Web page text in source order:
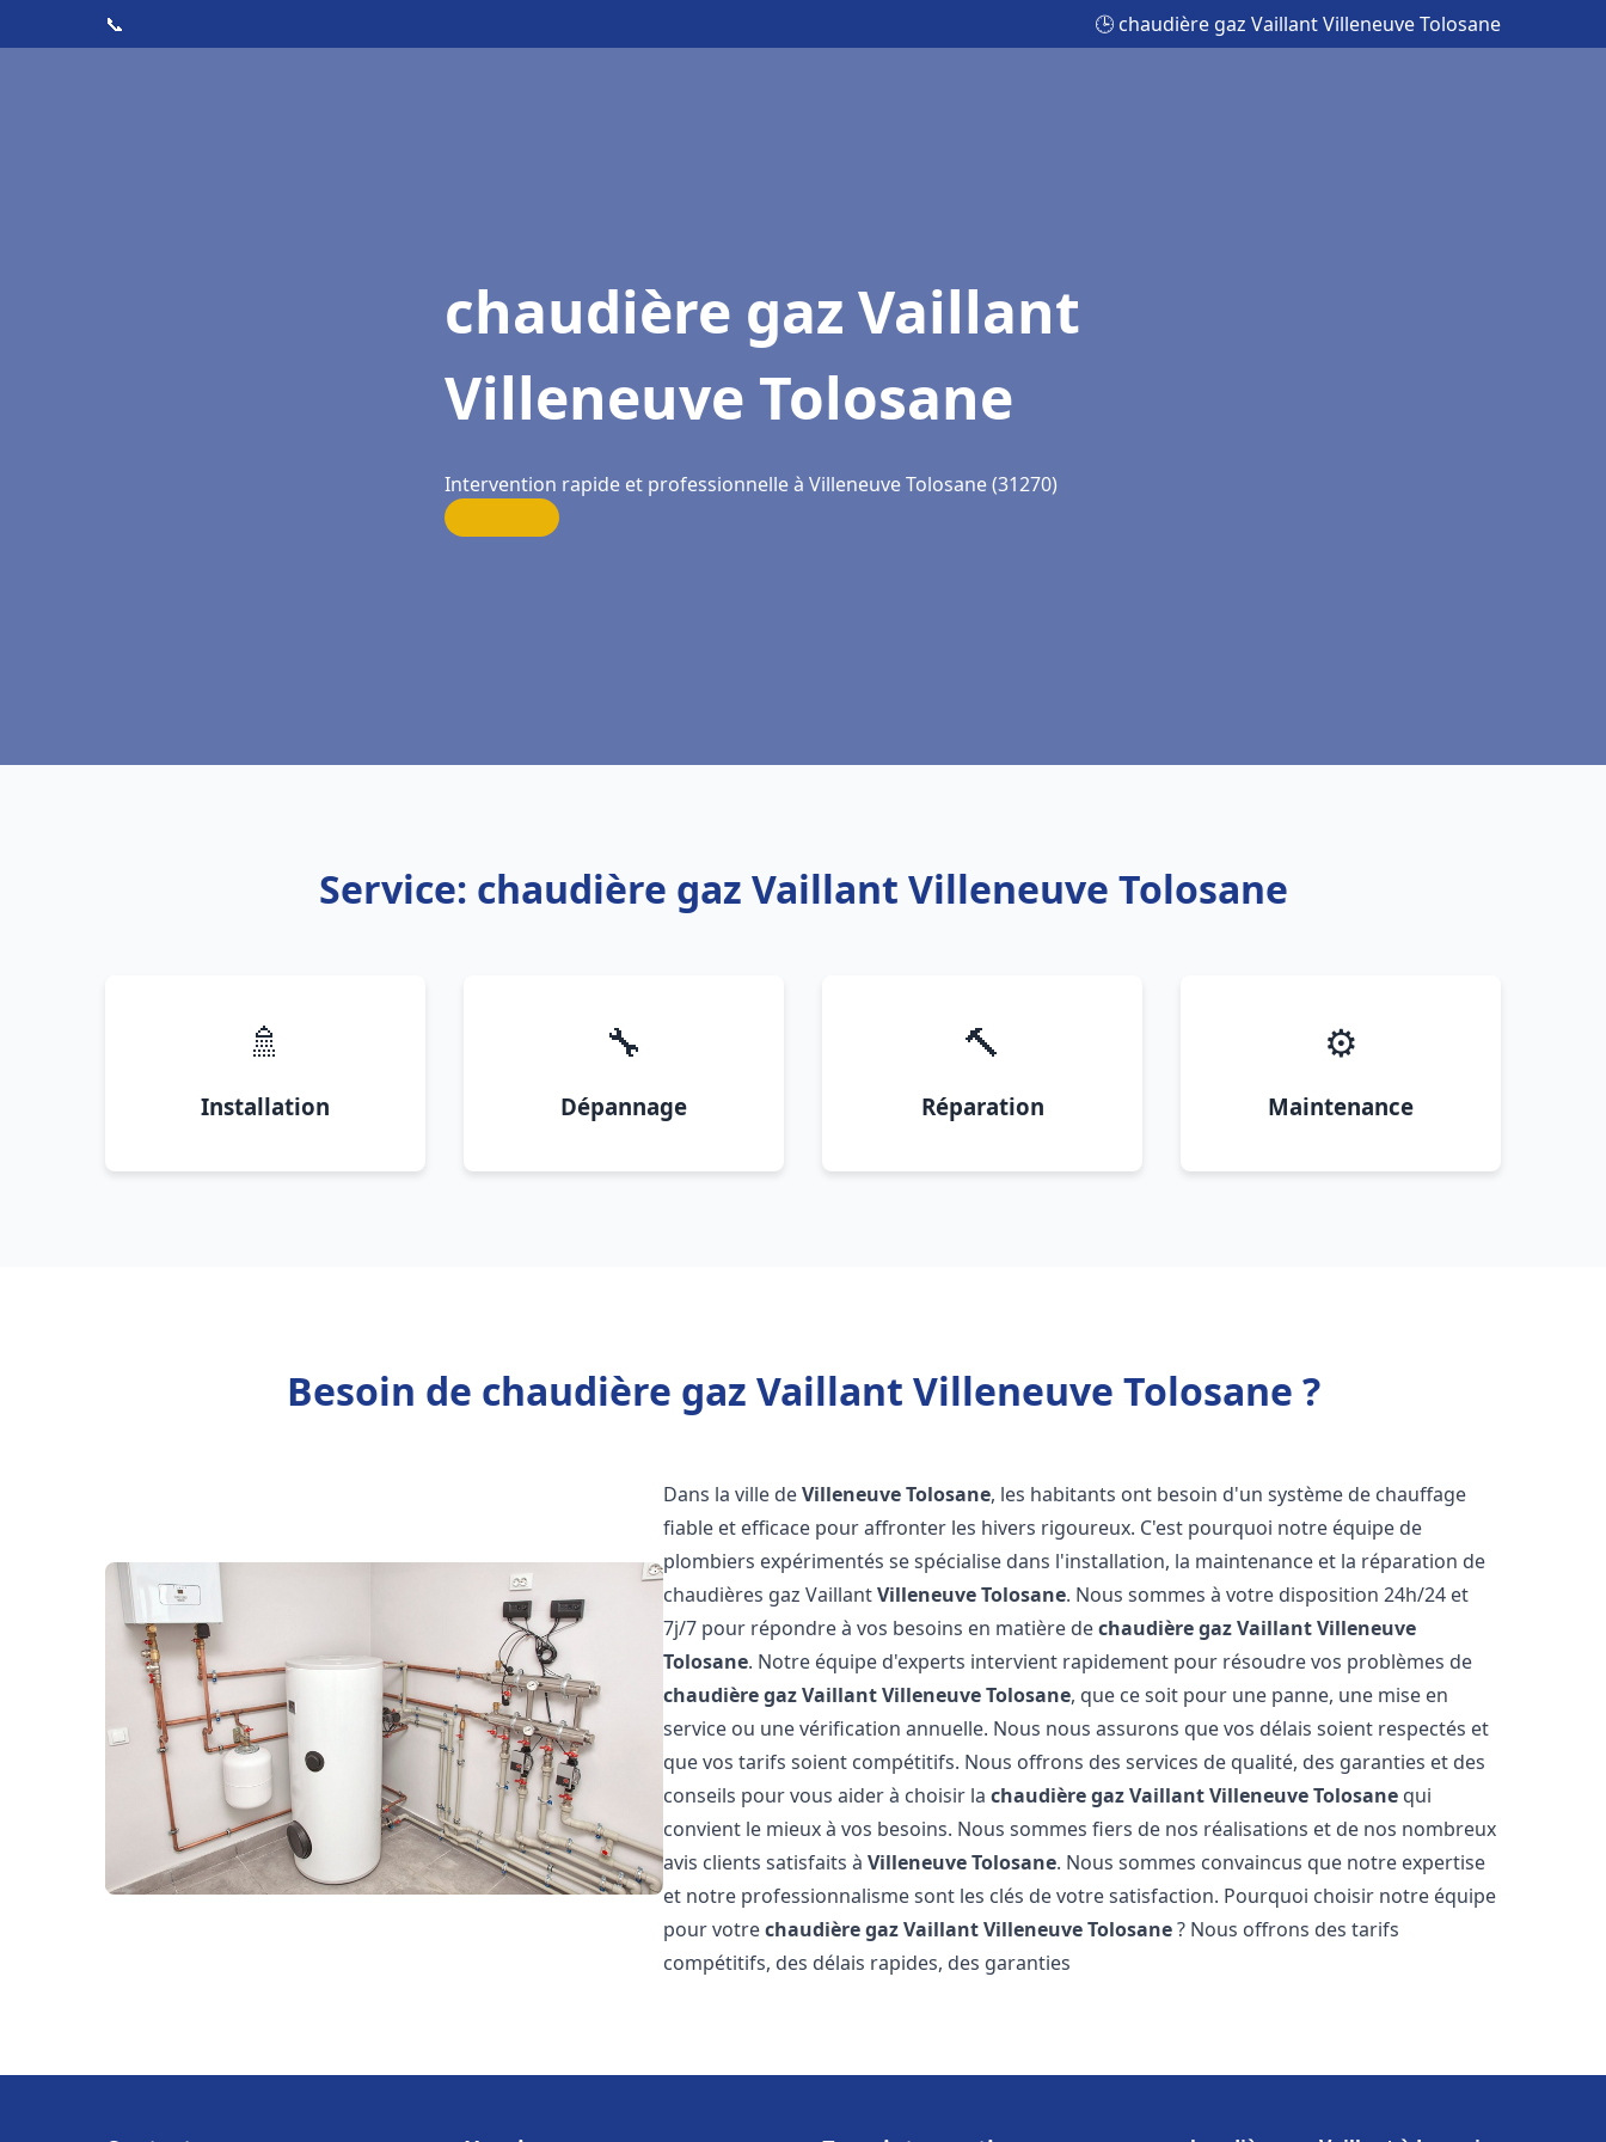
📞 🕒 chaudière gaz Vaillant Villeneuve Tolosane
chaudière gaz Vaillant
Villeneuve Tolosane
Intervention rapide et professionnelle à Villeneuve Tolosane (31270)
Service: chaudière gaz Vaillant Villeneuve Tolosane
🚿
Installation
🔧
Dépannage
🔨
Réparation
⚙️
Maintenance
Besoin de chaudière gaz Vaillant Villeneuve Tolosane ?
Dans la ville deVilleneuve Tolosane, les habitants ont besoin d'un système de chauffage
fiable et efficace pour affronter les hivers rigoureux. C'est pourquoi notre équipe de
plombiers expérimentés se spécialise dans l'installation, la maintenance et la réparation de
chaudières gaz VaillantVilleneuve Tolosane. Nous sommes à votre disposition 24h/24 et
7j/7 pour répondre à vos besoins en matière dechaudière gaz VaillantVilleneuve
Tolosane. Notre équipe d'experts intervient rapidement pour résoudre vos problèmes de
chaudière gaz VaillantVilleneuve Tolosane, que ce soit pour une panne, une mise en
service ou une vérification annuelle. Nous nous assurons que vos délais soient respectés et
que vos tarifs soient compétitifs. Nous offrons des services de qualité, des garanties et des
conseils pour vous aider à choisir lachaudière gaz VaillantVilleneuve Tolosane qui
convient le mieux à vos besoins. Nous sommes fiers de nos réalisations et de nos nombreux
avis clients satisfaits àVilleneuve Tolosane. Nous sommes convaincus que notre expertise
et notre professionnalisme sont les clés de votre satisfaction. Pourquoi choisir notre équipe
pour votrechaudière gaz VaillantVilleneuve Tolosane? Nous offrons des tarifs
compétitifs, des délais rapides, des garanties